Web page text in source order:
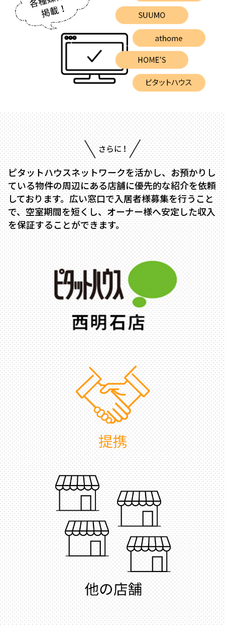
ピタットハウスネットワークを活かし、お預かりし
ている物件の周辺にある店舗に優先的な紹介を依頼
しております。広い窓口で入居者様募集を行うこと
で、空室期間を短くし、オーナー様へ安定した収入
を保証することができます。